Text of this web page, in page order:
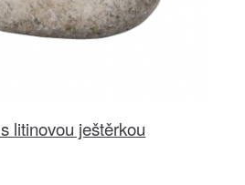
litinovou ještěrkou